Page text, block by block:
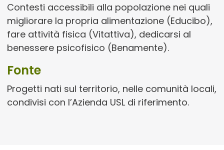
Contesti accessibili alla popolazione nei quali
migliorare la propria alimentazione (Educibo),
fare attività fisica (Vitattiva), dedicarsi al
benessere psicofisico (Benamente).
Fonte
Progetti nati sul territorio, nelle comunità locali,
condivisi con l’Azienda USL di riferimento.